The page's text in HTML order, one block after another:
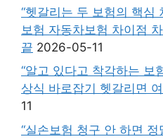
“헷갈리는 두 보험의 핵심
보험 자동차보험 차이점
끝 2026-05-11
“알고 있다고 착각하는 보
상식 바로잡기 헷갈리면
11
“실손보험 청구 안 하면